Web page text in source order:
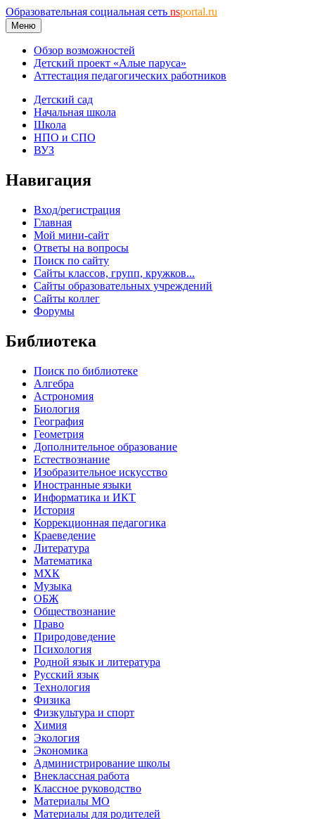
Образовательная социальная сеть nsportal.ru
Меню
Обзор возможностей
Детский проект «Алые паруса»
Аттестация педагогических работников
Детский сад
Начальная школа
Школа
НПО и СПО
ВУЗ
Навигация
Вход/регистрация
Главная
Мой мини-сайт
Ответы на вопросы
Поиск по сайту
Сайты классов, групп, кружков...
Сайты образовательных учреждений
Сайты коллег
Форумы
Библиотека
Поиск по библиотеке
Алгебра
Астрономия
Биология
География
Геометрия
Дополнительное образование
Естествознание
Изобразительное искусство
Иностранные языки
Информатика и ИКТ
История
Коррекционная педагогика
Краеведение
Литература
Математика
МХК
Музыка
ОБЖ
Обществознание
Право
Природоведение
Психология
Родной язык и литература
Русский язык
Технология
Физика
Физкультура и спорт
Химия
Экология
Экономика
Администрирование школы
Внеклассная работа
Классное руководство
Материалы МО
Материалы для родителей